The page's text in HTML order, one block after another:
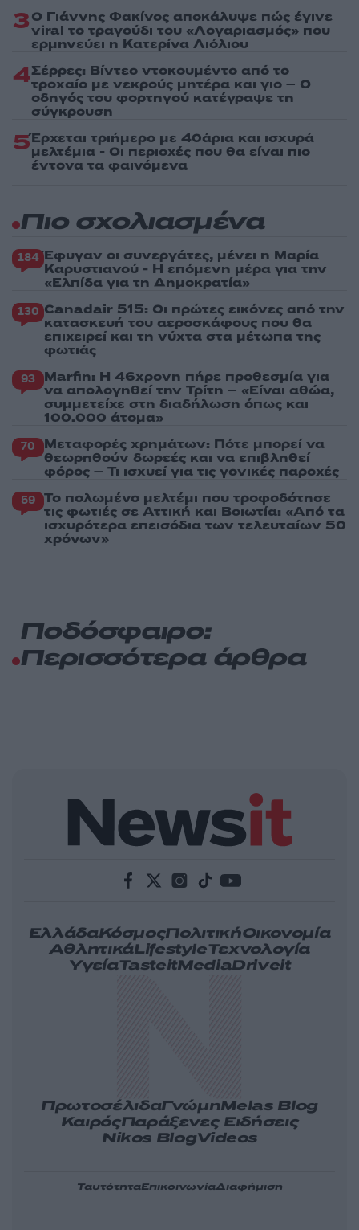
3Ο Γιάννης Φακίνος αποκάλυψε πώς έγινε
viral το τραγούδι του «Λογαριασμός» που
ερμηνεύει η Κατερίνα Λιόλιου
4Σέρρες: Βίντεο ντοκουμέντο από το
τροχαίο με νεκρούς μητέρα και γιο – Ο
οδηγός του φορτηγού κατέγραψε τη
σύγκρουση
5Έρχεται τριήμερο με 40άρια και ισχυρά
μελτέμια - Οι περιοχές που θα είναι πιο
έντονα τα φαινόμενα
Πιο σχολιασμένα
184 Έφυγαν οι συνεργάτες, μένει η Μαρία
Καρυστιανού - Η επόμενη μέρα για την
«Ελπίδα για τη Δημοκρατία»
130 Canadair 515: Οι πρώτες εικόνες από την
κατασκευή του αεροσκάφους που θα
επιχειρεί και τη νύχτα στα μέτωπα της
φωτιάς
93 Marfin: Η 46χρονη πήρε προθεσμία για
να απολογηθεί την Τρίτη – «Είναι αθώα,
συμμετείχε στη διαδήλωση όπως και
100.000 άτομα»
70 Μεταφορές χρημάτων: Πότε μπορεί να
θεωρηθούν δωρεές και να επιβληθεί
φόρος – Τι ισχυεί για τις γονικές παροχές
59 Το πολωμένο μελτέμι που τροφοδότησε
τις φωτιές σε Αττική και Βοιωτία: «Από τα
ισχυρότερα επεισόδια των τελευταίων 50
χρόνων»
Ποδόσφαιρο:
Περισσότερα άρθρα
ΕλλάδαΚόσμοςΠολιτικήΟικονομία
ΑθλητικάLifestyleΤεχνολογία
ΥγείαTasteitMediaDriveit
ΠρωτοσέλιδαΓνώμηMelas Blog
ΚαιρόςΠαράξενες Ειδήσεις
Nikos BlogVideos
ΤαυτότηταΕπικοινωνίαΔιαφήμιση